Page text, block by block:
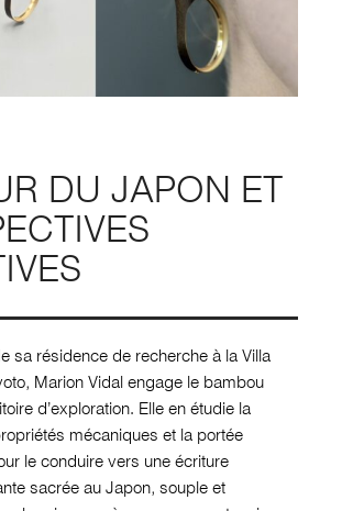
DU JAPON ET
sa résidence de recherche à la Villa
Marion Vidal engage le bambou
d’exploration. Elle en étudie la
mécaniques et la portée
le conduire vers une écriture
sacrée au Japon, souple et